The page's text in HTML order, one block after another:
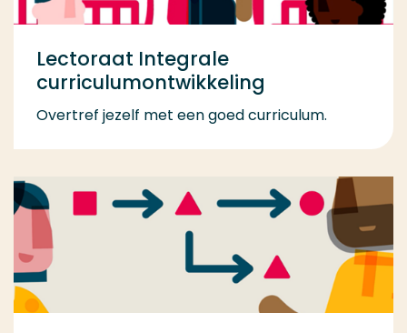
Lectoraat Integrale
curriculumontwikkeling
Overtref jezelf met een goed curriculum.